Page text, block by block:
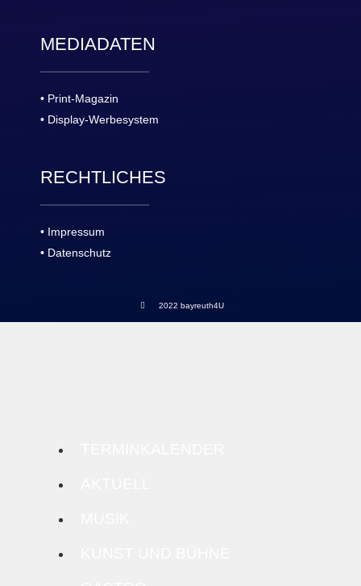
MEDIADATEN
• Print-Magazin
• Display-Werbesystem
RECHTLICHES
• Impressum
• Datenschutz
2022 bayreuth4U